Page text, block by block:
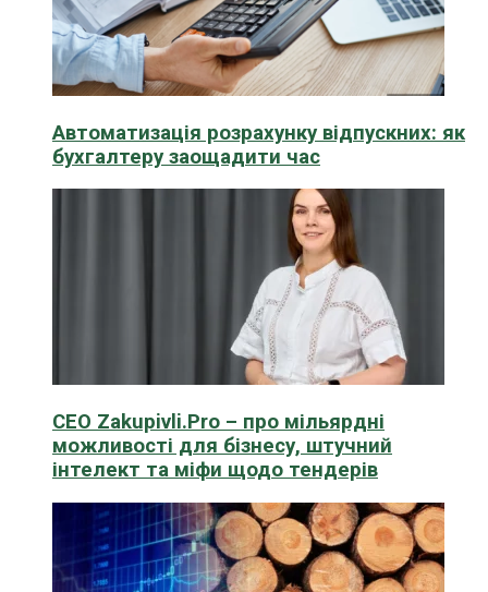
Автоматизація розрахунку відпускних: як
бухгалтеру заощадити час
CEO Zakupivli.Pro – про мільярдні
можливості для бізнесу, штучний
інтелект та міфи щодо тендерів